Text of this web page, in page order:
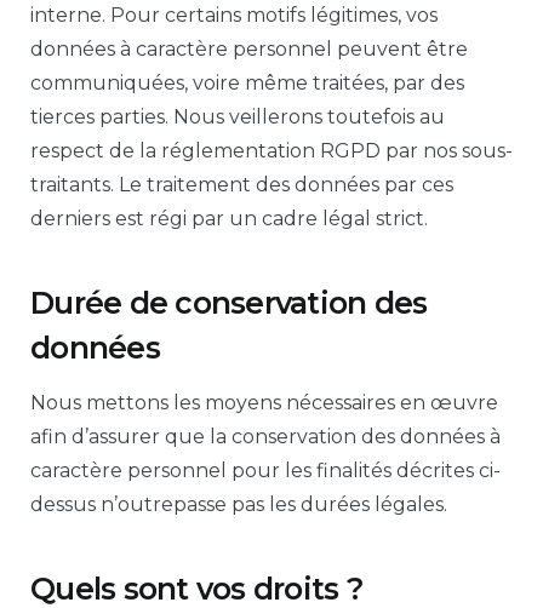
interne. Pour certains motifs légitimes, vos
données à caractère personnel peuvent être
communiquées, voire même traitées, par des
tierces parties. Nous veillerons toutefois au
respect de la réglementation RGPD par nos sous-
traitants. Le traitement des données par ces
derniers est régi par un cadre légal strict.
Durée de conservation des
données
Nous mettons les moyens nécessaires en œuvre
afin d’assurer que la conservation des données à
caractère personnel pour les finalités décrites ci-
dessus n’outrepasse pas les durées légales.
Quels sont vos droits ?